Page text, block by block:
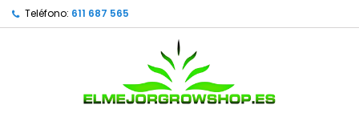
Teléfono: 611 687 565